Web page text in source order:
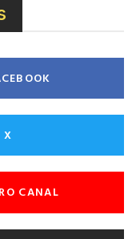
X
CANAL